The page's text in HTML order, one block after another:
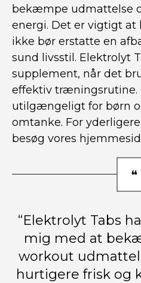
bekæmpe udmattelse
energi. Det er vigtigt at
ikke bør erstatte en
sund livsstil. Elektrolyt
supplement, når det
effektiv træningsrutine.
utilgængeligt for børn
omtanke. For
besøg vores
“Elektrolyt Tabs
mig med at
workout
hurtigere frisk og